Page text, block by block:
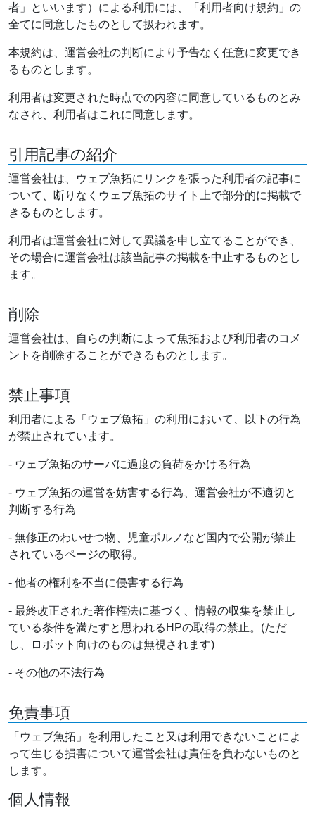
者」といいます）による利用には、「利用者向け規約」の
全てに同意したものとして扱われます。
本規約は、運営会社の判断により予告なく任意に変更でき
るものとします。
利用者は変更された時点での内容に同意しているものとみ
なされ、利用者はこれに同意します。
引用記事の紹介
運営会社は、ウェブ魚拓にリンクを張った利用者の記事に
ついて、断りなくウェブ魚拓のサイト上で部分的に掲載で
きるものとします。
利用者は運営会社に対して異議を申し立てることができ、
その場合に運営会社は該当記事の掲載を中止するものとし
ます。
削除
運営会社は、自らの判断によって魚拓および利用者のコメ
ントを削除することができるものとします。
禁止事項
利用者による「ウェブ魚拓」の利用において、以下の行為
が禁止されています。
- ウェブ魚拓のサーバに過度の負荷をかける行為
- ウェブ魚拓の運営を妨害する行為、運営会社が不適切と
判断する行為
- 無修正のわいせつ物、児童ポルノなど国内で公開が禁止
されているページの取得。
- 他者の権利を不当に侵害する行為
- 最終改正された著作権法に基づく、情報の収集を禁止し
ている条件を満たすと思われるHPの取得の禁止。(ただ
し、ロボット向けのものは無視されます)
- その他の不法行為
免責事項
「ウェブ魚拓」を利用したこと又は利用できないことによ
って生じる損害について運営会社は責任を負わないものと
します。
個人情報